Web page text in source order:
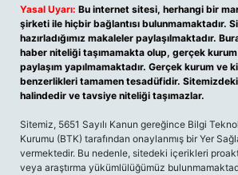
Yasal Uyarı: Bu internet sitesi, herhangi bir
şirketi ile hiçbir bağlantısı bulunmamaktadır.
hazırladığımız makaleler paylaşılmaktadır.
haber niteliği taşımamakta olup, gerçek
paylaşım yapılmamaktadır. Gerçek kurum ve
benzerlikleri tamamen tesadüfidir.
halindedir ve tavsiye niteliği taşımazlar.
Sitemiz, 5651 Sayılı Kanun gereğince Bilgi
Kurumu (BTK) tarafından onaylanmış bir Yer
vermektedir. Bu nedenle, sitedeki içerikleri
veya araştırma yükümlülüğümüz